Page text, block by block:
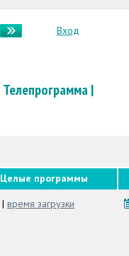
Вход
Телепрограмма|
Целые программы
| время загрузки